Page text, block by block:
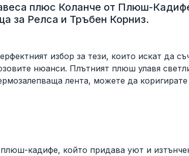
плюс Коланче от Плюш-
за Релса и Тръбен Корниз.
избор за тези, които искат да
нюанси. Плътният плюш улавя
лента, можете да
кадифе, който придава уют и